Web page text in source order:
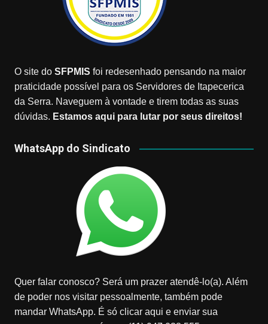
O site do SFPMIS foi redesenhado pensando na maior
praticidade possível para os Servidores de Itapecerica
da Serra. Naveguem à vontade e tirem todas as suas
dúvidas. Estamos aqui para lutar por seus direitos!
WhatsApp do Sindicato
Quer falar conosco? Será um prazer atendê-lo(a). Além
de poder nos visitar pessoalmente, também pode
mandar WhatsApp. É só clicar aqui e enviar sua